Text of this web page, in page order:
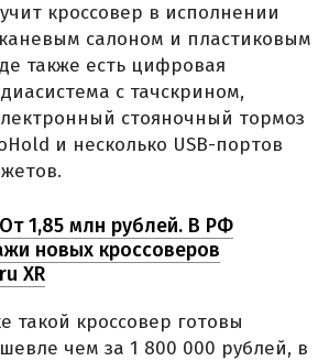
кроссовер в исполнении
салоном и пластиковым
также есть цифровая
с тачскрином,
стояночный тормоз
и несколько USB-портов
От 1,85 млн рублей. В РФ
новых кроссоверов
XR
такой кроссовер готовы
чем за 1 800 000 рублей, в